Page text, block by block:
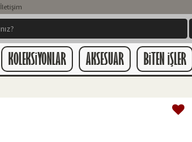
İletişim
KOLEKSiYONLAR AKSESUAR BiTEN iŞLER